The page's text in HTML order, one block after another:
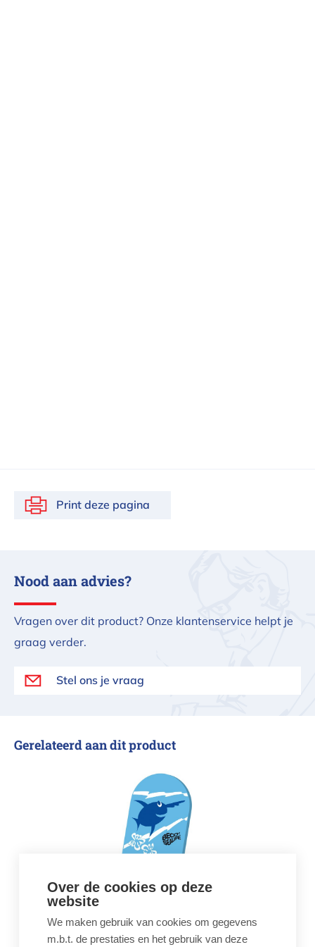
Print deze pagina
Nood aan advies?
Vragen over dit product? Onze klantenservice helpt je
graag verder.
Stel ons je vraag
Gerelateerd aan dit product
Zwemplank Beco Sealife - Blauw
Zwemplank Beco
Sealife - Blauw
€ 8,36
Over de cookies op deze
website
We maken gebruik van cookies om gegevens
m.b.t. de prestaties en het gebruik van deze